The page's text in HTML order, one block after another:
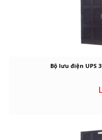
Bộ lưu điện UPS